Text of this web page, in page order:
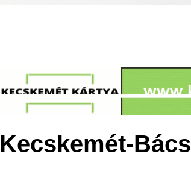
Kecskemét-Bács